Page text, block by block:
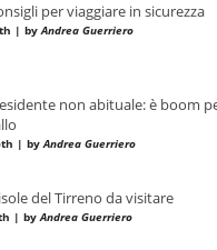
per viaggiare in sicurezza
| byAndrea Guerriero
non abituale: è boom
| byAndrea Guerriero
del Tirreno da visitare
| byAndrea Guerriero